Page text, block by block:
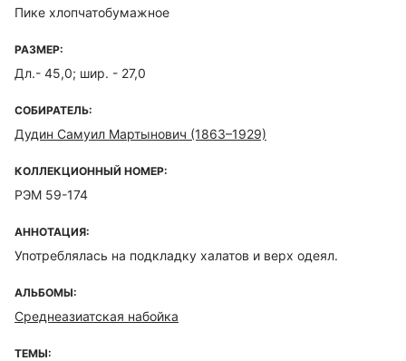
Пике хлопчатобумажное
РАЗМЕР:
Дл.- 45,0; шир. - 27,0
СОБИРАТЕЛЬ:
Дудин Самуил Мартынович (1863–1929)
КОЛЛЕКЦИОННЫЙ НОМЕР:
РЭМ 59-174
АННОТАЦИЯ:
Употреблялась на подкладку халатов и верх одеял.
АЛЬБОМЫ:
Среднеазиатская набойка
ТЕМЫ: